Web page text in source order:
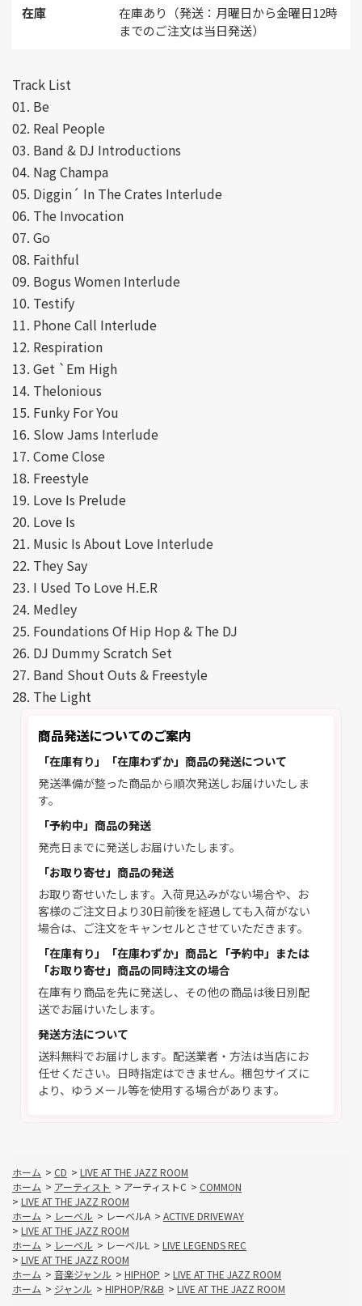
在庫
在庫あり（発送：月曜日から金曜日12時
までのご注文は当日発送）
Track List
01. Be
02. Real People
03. Band & DJ Introductions
04. Nag Champa
05. Diggin´ In The Crates Interlude
06. The Invocation
07. Go
08. Faithful
09. Bogus Women Interlude
10. Testify
11. Phone Call Interlude
12. Respiration
13. Get `Em High
14. Thelonious
15. Funky For You
16. Slow Jams Interlude
17. Come Close
18. Freestyle
19. Love Is Prelude
20. Love Is
21. Music Is About Love Interlude
22. They Say
23. I Used To Love H.E.R
24. Medley
25. Foundations Of Hip Hop & The DJ
26. DJ Dummy Scratch Set
27. Band Shout Outs & Freestyle
28. The Light
商品発送についてのご案内
「在庫有り」「在庫わずか」商品の発送について
発送準備が整った商品から順次発送しお届けいたしま
す。
「予約中」商品の発送
発売日までに発送しお届けいたします。
「お取り寄せ」商品の発送
お取り寄せいたします。入荷見込みがない場合や、お
客様のご注文日より30日前後を経過しても入荷がない
場合は、ご注文をキャンセルとさせていただきます。
「在庫有り」「在庫わずか」商品と「予約中」または
「お取り寄せ」商品の同時注文の場合
在庫有り商品を先に発送し、その他の商品は後日別配
送でお届けいたします。
発送方法について
送料無料でお届けします。配送業者・方法は当店にお
任せください。日時指定はできません。梱包サイズに
より、ゆうメール等を使用する場合があります。
ホーム > CD > LIVE AT THE JAZZ ROOM
ホーム > アーティスト > アーティストC > COMMON
> LIVE AT THE JAZZ ROOM
ホーム > レーベル > レーベルA > ACTIVE DRIVEWAY
> LIVE AT THE JAZZ ROOM
ホーム > レーベル > レーベルL > LIVE LEGENDS REC
> LIVE AT THE JAZZ ROOM
ホーム > 音楽ジャンル > HIPHOP > LIVE AT THE JAZZ ROOM
ホーム > ジャンル > HIPHOP/R&B > LIVE AT THE JAZZ ROOM